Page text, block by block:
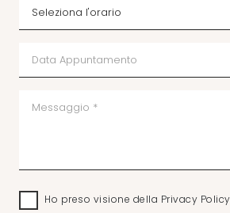
Ho preso visione della Privacy Policy